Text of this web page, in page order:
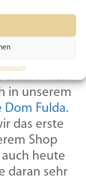
Light up the
dort und
erlebt. Mehr
in unserem
Dom Fulda.
das erste
Shop
heute
daran sehr